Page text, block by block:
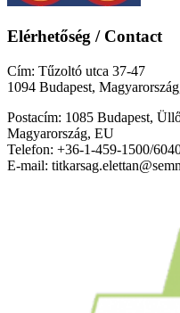
Elérhetőség / Contact
Cím: Tűzoltó utca 37-47
1094 Budapest,
Postacím: 1085 Budapest,
Magyarország, EU
Telefon: +36-1-459-1500/
E-mail: